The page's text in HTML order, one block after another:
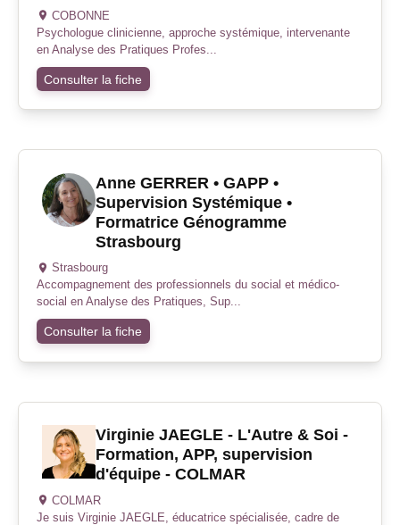
COBONNE
Psychologue clinicienne, approche systémique, intervenante
en Analyse des Pratiques Profes...
Consulter la fiche
Anne GERRER • GAPP •
Supervision Systémique •
Formatrice Génogramme
Strasbourg
Strasbourg
Accompagnement des professionnels du social et médico-
social en Analyse des Pratiques, Sup...
Consulter la fiche
Virginie JAEGLE - L'Autre & Soi -
Formation, APP, supervision
d'équipe - COLMAR
COLMAR
Je suis Virginie JAEGLE, éducatrice spécialisée, cadre de